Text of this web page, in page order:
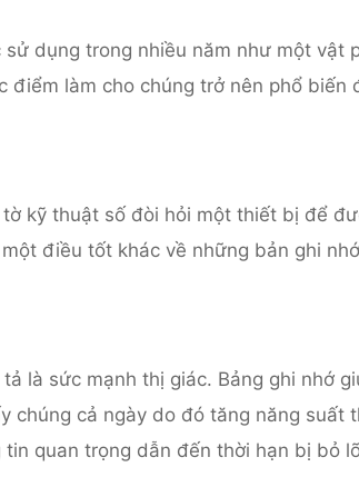
dụng trong nhiều năm như một vật
điểm làm cho chúng trở nên phổ biến
kỹ thuật số đòi hỏi một thiết bị để
điều tốt khác về những bản ghi
là sức mạnh thị giác. Bảng ghi nhớ
chúng cả ngày do đó tăng năng suất
quan trọng dẫn đến thời hạn bị bỏ